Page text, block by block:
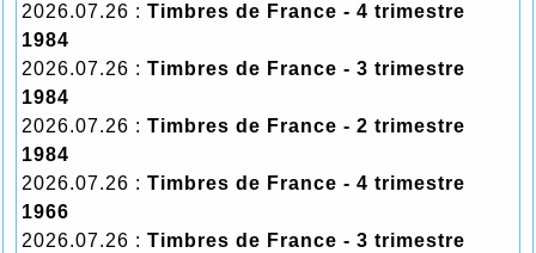
2026.07.26 : Timbres de France - 4 trimestre
1984
2026.07.26 : Timbres de France - 3 trimestre
1984
2026.07.26 : Timbres de France - 2 trimestre
1984
2026.07.26 : Timbres de France - 4 trimestre
1966
2026.07.26 : Timbres de France - 3 trimestre